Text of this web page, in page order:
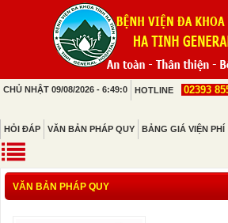
CHỦ NHẬT 09/08/2026 - 6:49:0 HOTLINE 02393
HỎI ĐÁP VĂN BẢN PHÁP QUY BẢNG GIÁ VIỆN PHÍ
VĂN BẢN PHÁP QUY